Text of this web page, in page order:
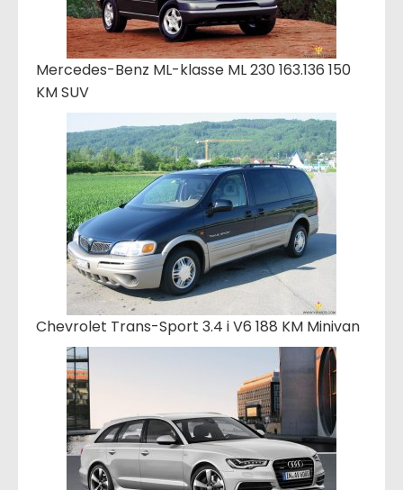
Mercedes-Benz ML-klasse ML 230 163.136 150
KM SUV
Chevrolet Trans-Sport 3.4 i V6 188 KM Minivan